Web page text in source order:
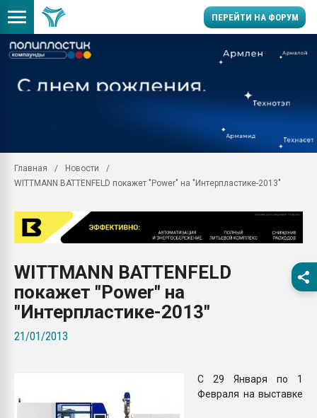
ПЕРЕЙТИ НА ФОРУМ
заводу пластмасс"
28.07.2026
пластмасс
28.07.2026
ПЕРЕЙТИ НА
Главная
Новости
WITTMANN BATTENFELD покажет "Power" на "Интерпластике-2013"
WITTMANN BATTENFELD
покажет "Power" на
"Интерпластике-2013"
21/01/2013
С 29 Января по 1
Февраля на выставке